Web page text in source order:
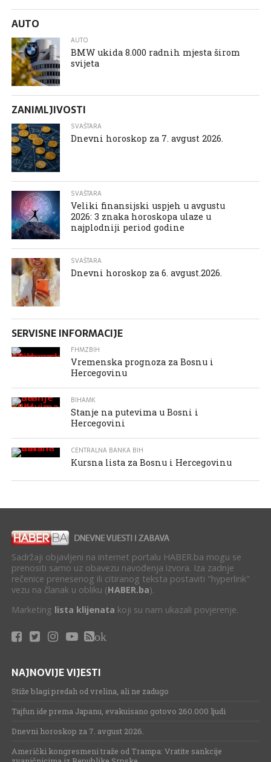
AUTO
AUTO
BMW ukida 8.000 radnih mjesta širom
svijeta
ZANIMLJIVOSTI
SVAŠTARA
Dnevni horoskop za 7. avgust 2026.
SVAŠTARA
Veliki finansijski uspjeh u avgustu
2026: 3 znaka horoskopa ulaze u
najplodniji period godine
SVAŠTARA
Dnevni horoskop za 6. avgust.2026.
SERVISNE INFORMACIJE
FHMZBIH
Vremenska prognoza za Bosnu i
Hercegovinu
BIHAMK
Stanje na putevima u Bosni i
Hercegovini
CENTRALNA BANKA BIH
Kursna lista za Bosnu i Hercegovinu
Sadržaji objavljeni na internet portalu HABER.ba mogu se
prenositi samo uz obavezu navođenja izvora. Iza zadnje
rečenice prenesenog ili citiranog teksta postaviti "hyperlink"
vezu na članak u obliku (HABER.ba).
Marketing lista klijenata koji su nam ukazali povjerenje.
ok
NAJNOVIJE VIJESTI
Stiže blagi predah od vrelina, ali ne zadugo
Tajfun ide prema Japanu, evakuisano gotovo 260.000 ljudi
Dnevni horoskop za 7. avgust 2026.
Američki kongresmeni traže od Trampa: Vratite sankcije